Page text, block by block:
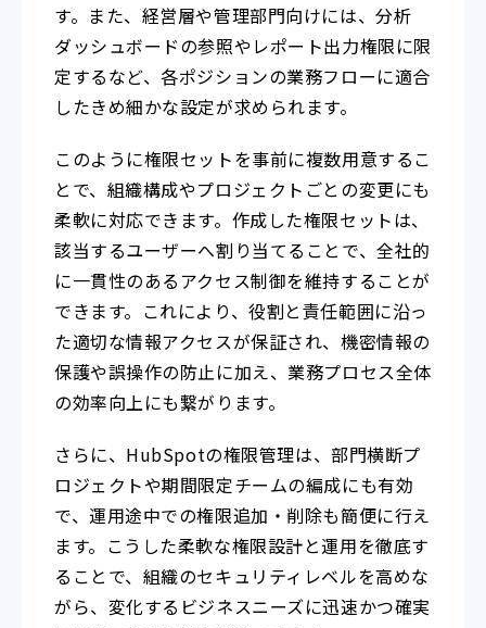
す。また、経営層や管理部門向けには、分析
ダッシュボードの参照やレポート出力権限に限
定するなど、各ポジションの業務フローに適合
したきめ細かな設定が求められます。
このように権限セットを事前に複数用意するこ
とで、組織構成やプロジェクトごとの変更にも
柔軟に対応できます。作成した権限セットは、
該当するユーザーへ割り当てることで、全社的
に一貫性のあるアクセス制御を維持することが
できます。これにより、役割と責任範囲に沿っ
た適切な情報アクセスが保証され、機密情報の
保護や誤操作の防止に加え、業務プロセス全体
の効率向上にも繋がります。
さらに、HubSpotの権限管理は、部門横断プ
ロジェクトや期間限定チームの編成にも有効
で、運用途中での権限追加・削除も簡便に行え
ます。こうした柔軟な権限設計と運用を徹底す
ることで、組織のセキュリティレベルを高めな
がら、変化するビジネスニーズに迅速かつ確実